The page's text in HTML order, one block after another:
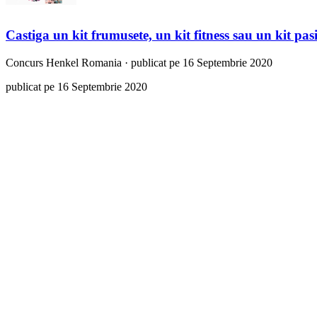
Castiga un kit frumusete, un kit fitness sau un kit
Concurs Henkel Romania · publicat pe 16 Septembrie 2020
publicat pe 16 Septembrie 2020